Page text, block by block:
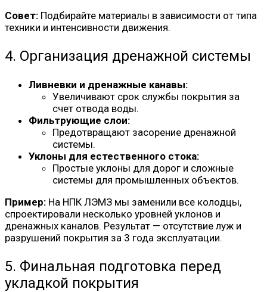
Совет: Подбирайте материалы в зависимости от типа
техники и интенсивности движения.
4. Организация дренажной системы
Ливневки и дренажные канавы:
Увеличивают срок службы покрытия за
счет отвода воды.
Фильтрующие слои:
Предотвращают засорение дренажной
системы.
Уклоны для естественного стока:
Простые уклоны для дорог и сложные
системы для промышленных объектов.
Пример: На НПК ЛЭМЗ мы заменили все колодцы,
спроектировали несколько уровней уклонов и
дренажных каналов. Результат — отсутствие луж и
разрушений покрытия за 3 года эксплуатации.
5. Финальная подготовка перед
укладкой покрытия